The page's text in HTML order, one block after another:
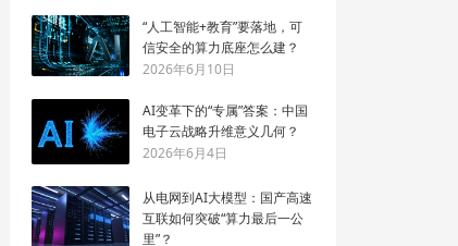
“人工智能+教育”要落地，可
信安全的算力底座怎么建？
2026年6月10日
AI变革下的“专属”答案：中国
电子云战略升维意义几何？
2026年6月4日
从电网到AI大模型：国产高速
互联如何突破“算力最后一公
里”？